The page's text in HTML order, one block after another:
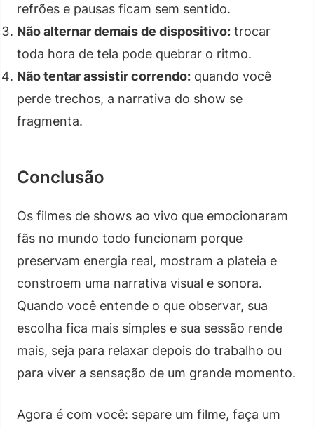
refrões e pausas ficam sem sentido.
Não alternar demais de dispositivo: trocar
toda hora de tela pode quebrar o ritmo.
Não tentar assistir correndo: quando você
perde trechos, a narrativa do show se
fragmenta.
Conclusão
Os filmes de shows ao vivo que emocionaram
fãs no mundo todo funcionam porque
preservam energia real, mostram a plateia e
constroem uma narrativa visual e sonora.
Quando você entende o que observar, sua
escolha fica mais simples e sua sessão rende
mais, seja para relaxar depois do trabalho ou
para viver a sensação de um grande momento.
Agora é com você: separe um filme, faça um